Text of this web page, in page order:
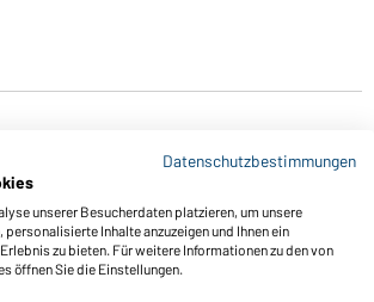
Datenschutzbestimmungen
unserer Besucherdaten platzieren, um unsere
Inhalte anzuzeigen und Ihnen ein
zu bieten. Für weitere Informationen zu den von
öffnen Sie die Einstellungen.